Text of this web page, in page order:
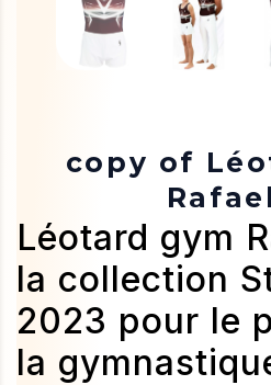
copy of
Léotard gym
la collection
2023 pour le
la